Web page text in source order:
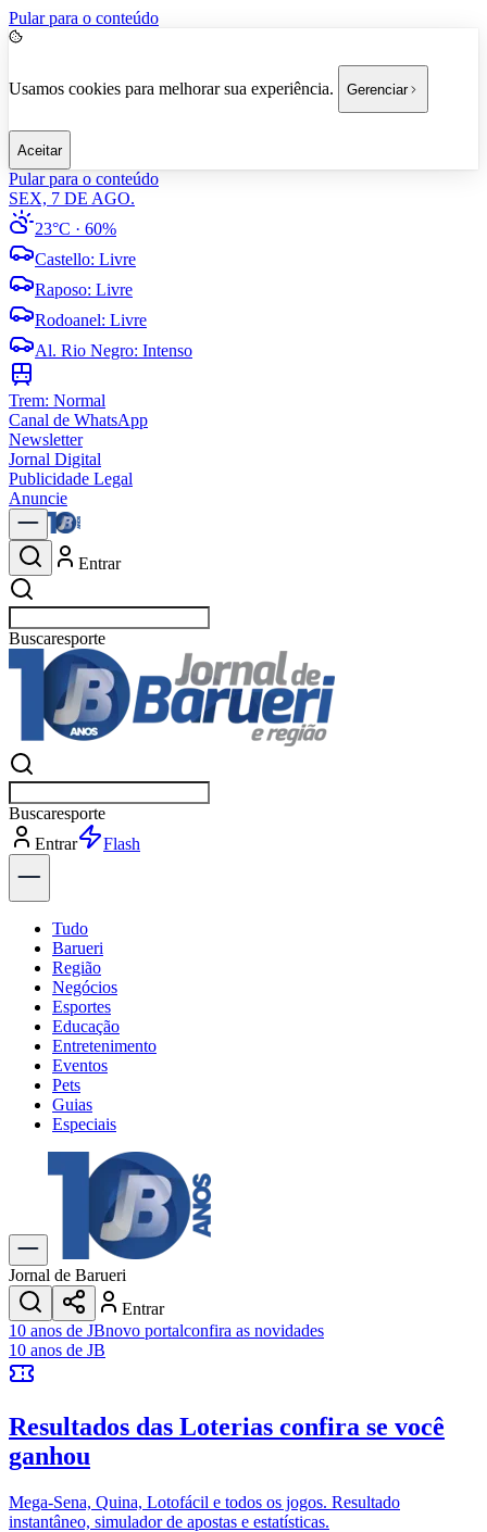
Pular para o conteúdo
Usamos cookies para melhorar sua experiência. Gerenciar
Aceitar
Pular para o conteúdo
SEX, 7 DE AGO.
23°C · 60%
Castello: Livre
Raposo: Livre
Rodoanel: Livre
Al. Rio Negro: Intenso
Trem: Normal
Canal de WhatsApp
Newsletter
Jornal Digital
Publicidade Legal
Anuncie
Entrar
Buscarnotíci
Buscarnotíci
Entrar
Explorar
Tudo
Barueri
Região
Negócios
Esportes
Educação
Entretenimento
Eventos
Pets
Guias
Especiais
Explore Tudo
Últimas Notícias
Previsão do Tempo
Trânsito e Rotas
Dia a Dia & Lazer
Transportes
Gastronomia
Cinema & Shows
JogosNovo
Anuncie no Portal
Cadastrar Empresa
Divulgar Vagas
Política
Jornal de Barueri
Entrar
10 anos de JBnovo portalconfira as novidades
10 anos de JB
Resultados das Loterias confira se você
ganhou
Mega-Sena, Quina, Lotofácil e todos os jogos. Resultado
instantâneo, simulador de apostas e estatísticas.